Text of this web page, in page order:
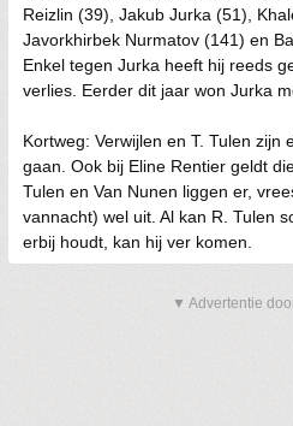
Reizlin (39), Jakub Jurka (51),
Javorkhirbek Nurmatov (141) en
Enkel tegen Jurka heeft hij reeds
verlies. Eerder dit jaar won Jurka
Kortweg: Verwijlen en T. Tulen zijn
gaan. Ook bij Eline Rentier geldt
Tulen en Van Nunen liggen er,
vannacht) wel uit. Al kan R. Tulen
erbij houdt, kan hij ver komen.
▼ Advertentie